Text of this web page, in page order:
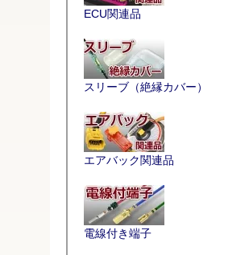
ECU関連品
スリーブ（絶縁カバー）
エアバック関連品
電線付き端子